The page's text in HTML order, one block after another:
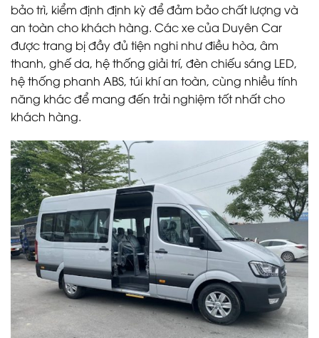
bảo trì, kiểm định định kỳ để đảm bảo chất lượng và
an toàn cho khách hàng. Các xe của Duyên Car
được trang bị đầy đủ tiện nghi như điều hòa, âm
thanh, ghế da, hệ thống giải trí, đèn chiếu sáng LED,
hệ thống phanh ABS, túi khí an toàn, cùng nhiều tính
năng khác để mang đến trải nghiệm tốt nhất cho
khách hàng.